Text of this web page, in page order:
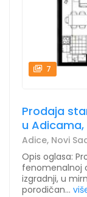
7
Prodaja
u
Adice, Novi
Opis oglasa:
fenomenalnoj
izgradnji, u
porodičan...